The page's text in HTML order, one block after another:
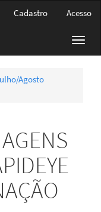
Cadastro Acesso
Agosto